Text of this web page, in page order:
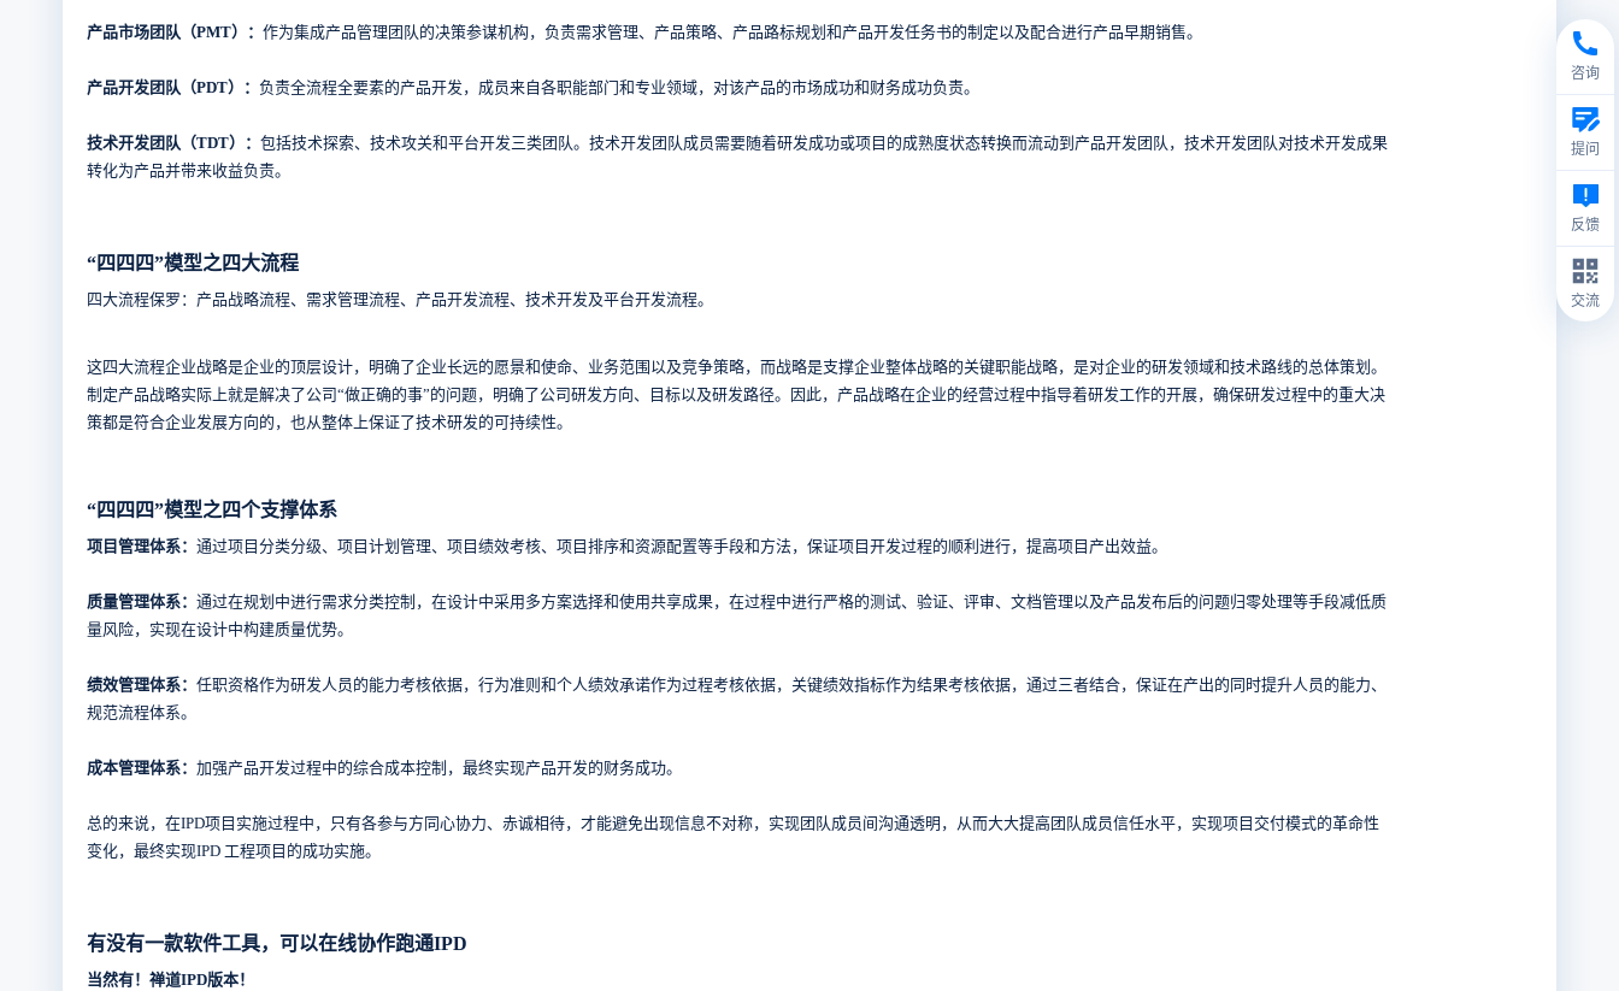
产品市场团队（PMT）： 作为集成产品管理团队的决策参谋机构，负责需求管理、产品策略、产品路标规划和产品开发任务书的制定以及配合进行产品早期销售。
产品开发团队（PDT）： 负责全流程全要素的产品开发，成员来自各职能部门和专业领域，对该产品的市场成功和财务成功负责。
技术开发团队（TDT）： 包括技术探索、技术攻关和平台开发三类团队。技术开发团队成员需要随着研发成功或项目的成熟度状态转换而流动到产品开发团队，技术开发团队对技术开发成果
转化为产品并带来收益负责。
“四四四”模型之四大流程
四大流程保罗：产品战略流程、需求管理流程、产品开发流程、技术开发及平台开发流程。
这四大流程企业战略是企业的顶层设计，明确了企业长远的愿景和使命、业务范围以及竞争策略，而战略是支撑企业整体战略的关键职能战略，是对企业的研发领域和技术路线的总体策划。
制定产品战略实际上就是解决了公司“做正确的事”的问题，明确了公司研发方向、目标以及研发路径。因此，产品战略在企业的经营过程中指导着研发工作的开展，确保研发过程中的重大决
策都是符合企业发展方向的，也从整体上保证了技术研发的可持续性。
“四四四”模型之四个支撑体系
项目管理体系： 通过项目分类分级、项目计划管理、项目绩效考核、项目排序和资源配置等手段和方法，保证项目开发过程的顺利进行，提高项目产出效益。
质量管理体系： 通过在规划中进行需求分类控制，在设计中采用多方案选择和使用共享成果，在过程中进行严格的测试、验证、评审、文档管理以及产品发布后的问题归零处理等手段减低质
量风险，实现在设计中构建质量优势。
绩效管理体系： 任职资格作为研发人员的能力考核依据，行为准则和个人绩效承诺作为过程考核依据，关键绩效指标作为结果考核依据，通过三者结合，保证在产出的同时提升人员的能力、
规范流程体系。
成本管理体系： 加强产品开发过程中的综合成本控制，最终实现产品开发的财务成功。
总的来说，在IPD项目实施过程中，只有各参与方同心协力、赤诚相待，才能避免出现信息不对称，实现团队成员间沟通透明，从而大大提高团队成员信任水平，实现项目交付模式的革命性
变化，最终实现IPD 工程项目的成功实施。
有没有一款软件工具，可以在线协作跑通IPD
当然有！禅道IPD版本！
咨询
提问
反馈
交流